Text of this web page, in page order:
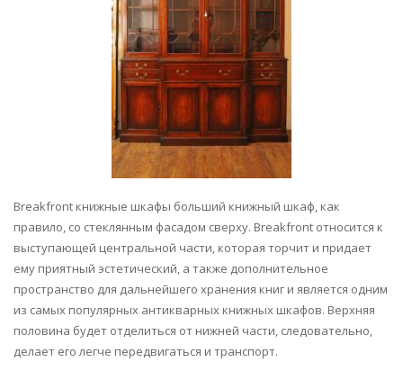
Breakfront книжные шкафы больший книжный шкаф, как
правило, со стеклянным фасадом сверху. Breakfront относится к
выступающей центральной части, которая торчит и придает
ему приятный эстетический, а также дополнительное
пространство для дальнейшего хранения книг и является одним
из самых популярных антикварных книжных шкафов. Верхняя
половина будет отделиться от нижней части, следовательно,
делает его легче передвигаться и транспорт.